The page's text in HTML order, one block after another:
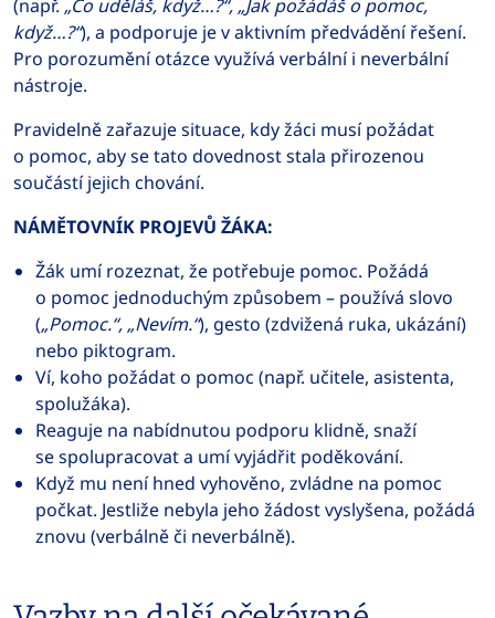
(např. „Co uděláš, když…?“, „Jak požádáš o pomoc,
když…?“), a podporuje je v aktivním předvádění řešení.
Pro porozumění otázce využívá verbální i neverbální
nástroje.
Pravidelně zařazuje situace, kdy žáci musí požádat
o pomoc, aby se tato dovednost stala přirozenou
součástí jejich chování.
NÁMĚTOVNÍK PROJEVŮ ŽÁKA:
Žák umí rozeznat, že potřebuje pomoc. Požádá
o pomoc jednoduchým způsobem – používá slovo
(„Pomoc.“, „Nevím.“), gesto (zdvižená ruka, ukázání)
nebo piktogram.
Ví, koho požádat o pomoc (např. učitele, asistenta,
spolužáka).
Reaguje na nabídnutou podporu klidně, snaží
se spolupracovat a umí vyjádřit poděkování.
Když mu není hned vyhověno, zvládne na pomoc
počkat. Jestliže nebyla jeho žádost vyslyšena, požádá
znovu (verbálně či neverbálně).